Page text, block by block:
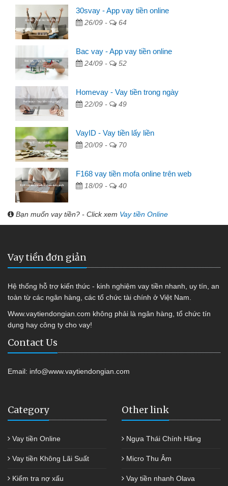
30svay - App vay tiền online
26/09 - 64
Bac vay - App vay tiền online
24/09 - 52
Homevay - Vay tiền trong ngày
22/09 - 49
VayID - Vay tiền lấy liền
20/09 - 70
F168 vay tiền mofa online trên web
18/09 - 40
Bạn muốn vay tiền? - Click xem Vay tiền Online
Vay tiền đơn giản
Hệ thống hỗ trợ kiến thức - kinh nghiệm vay tiền nhanh, uy tín, an
toàn từ các ngân hàng, các tổ chức tài chính ở Việt Nam.
Www.vaytiendongian.com không phải là ngân hàng, tổ chức tín
dụng hay công ty cho vay!
Contact Us
Email: info@www.vaytiendongian.com
Category
Vay tiền Online
Vay tiền Không Lãi Suất
Kiểm tra nợ xấu
Other link
Ngựa Thái Chính Hãng
Micro Thu Âm
Vay tiền nhanh Olava